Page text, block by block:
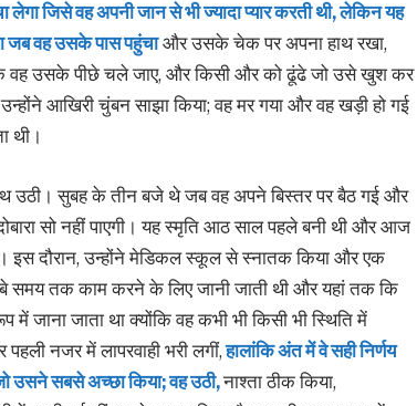
लेगा जिसे वह अपनी जान से भी ज्यादा प्यार करती थी, लेकिन यह
जब वह उसके पास पहुंचाऔर उसके चेक पर अपना हाथ रखा,
वह उसके पीछे चले जाए, और किसी और को ढूंढे जो उसे खुश कर
आखिरी चुंबन साझा किया; वह मर गया और वह खड़ी हो गई
थी।
उठी। सुबह के तीन बजे थे जब वह अपने बिस्तर पर बैठ गई और
सो नहीं पाएगी। यह स्मृति आठ साल पहले बनी थी और आज
इस दौरान, उन्होंने मेडिकल स्कूल से स्नातक किया और एक
समय तक काम करने के लिए जानी जाती थी और यहां तक ​​कि
जाता था क्योंकि वह कभी भी किसी भी स्थिति में
नजर में लापरवाही भरी लगीं,हालांकि अंत में वे सही निर्णय
उसने सबसे अच्छा किया; वह उठी,नाश्ता ठीक किया,